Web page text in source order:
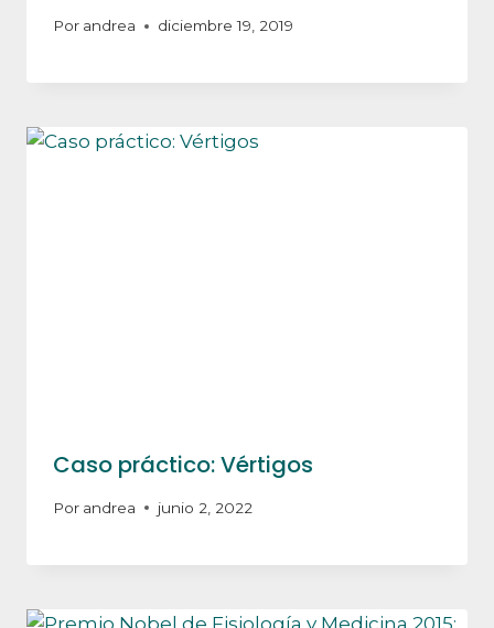
Por andrea diciembre 19, 2019
Caso práctico: Vértigos
Por andrea junio 2, 2022